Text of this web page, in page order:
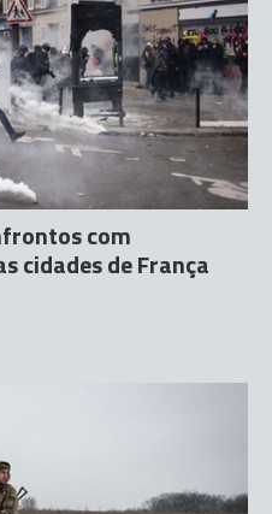
com
cidades de França